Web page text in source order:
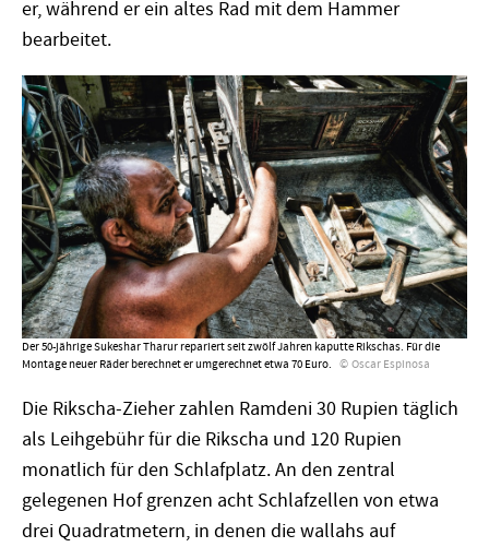
er, während er ein altes Rad mit dem Hammer
bearbeitet.
Der 50-jährige Sukeshar Tharur repariert seit zwölf Jahren kaputte Rikschas. Für die
Montage neuer Räder berechnet er umgerechnet etwa 70 Euro.
Oscar Espinosa
Die Rikscha-Zieher zahlen Ramdeni 30 Rupien täglich
als Leihgebühr für die Rikscha und 120 Rupien
monatlich für den Schlafplatz. An den zentral
gelegenen Hof grenzen acht Schlafzellen von etwa
drei Quadratmetern, in denen die wallahs auf